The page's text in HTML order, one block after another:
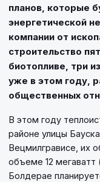
планов, которые
энергетической
компании от
строительство
биотопливе, три
уже в этом году,
общественных
В этом году
районе улицы
Вецмилгрависе, их
объеме 12
Болдерае